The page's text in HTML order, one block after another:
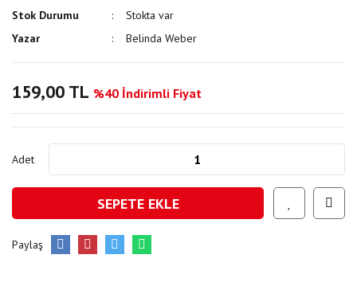
Stok Durumu
Stokta var
Yazar
Belinda Weber
159,00 TL %40 İndirimli Fiyat
Adet
SEPETE EKLE
Paylaş